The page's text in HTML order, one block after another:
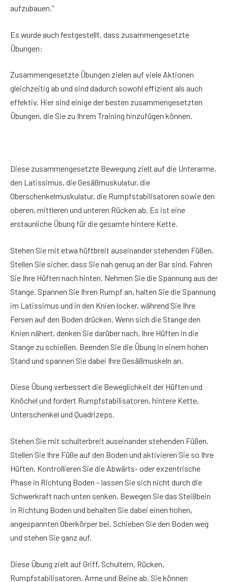
aufzubauen.“
Es wurde auch festgestellt, dass zusammengesetzte
Übungen:
Zusammengesetzte Übungen zielen auf viele Aktionen
gleichzeitig ab und sind dadurch sowohl effizient als auch
effektiv. Hier sind einige der besten zusammengesetzten
Übungen, die Sie zu Ihrem Training hinzufügen können.
Diese zusammengesetzte Bewegung zielt auf die Unterarme,
den Latissimus, die Gesäßmuskulatur, die
Oberschenkelmuskulatur, die Rumpfstabilisatoren sowie den
oberen, mittleren und unteren Rücken ab. Es ist eine
erstaunliche Übung für die gesamte hintere Kette.
Stehen Sie mit etwa hüftbreit auseinander stehenden Füßen.
Stellen Sie sicher, dass Sie nah genug an der Bar sind. Fahren
Sie Ihre Hüften nach hinten. Nehmen Sie die Spannung aus der
Stange. Spannen Sie Ihren Rumpf an, halten Sie die Spannung
im Latissimus und in den Knien locker, während Sie Ihre
Fersen auf den Boden drücken. Wenn sich die Stange den
Knien nähert, denken Sie darüber nach, Ihre Hüften in die
Stange zu schießen. Beenden Sie die Übung in einem hohen
Stand und spannen Sie dabei Ihre Gesäßmuskeln an.
Diese Übung verbessert die Beweglichkeit der Hüften und
Knöchel und fordert Rumpfstabilisatoren, hintere Kette,
Unterschenkel und Quadrizeps.
Stehen Sie mit schulterbreit auseinander stehenden Füßen.
Stellen Sie Ihre Füße auf den Boden und aktivieren Sie so Ihre
Hüften. Kontrollieren Sie die Abwärts- oder exzentrische
Phase in Richtung Boden – lassen Sie sich nicht durch die
Schwerkraft nach unten senken. Bewegen Sie das Steißbein
in Richtung Boden und behalten Sie dabei einen hohen,
angespannten Oberkörper bei. Schieben Sie den Boden weg
und stehen Sie ganz auf.
Diese Übung zielt auf Griff, Schultern, Rücken,
Rumpfstabilisatoren, Arme und Beine ab. Sie können